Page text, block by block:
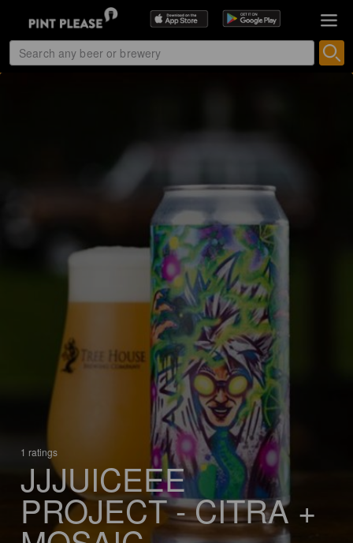
1 ratings
JJJUICEEE
PROJECT - CITRA +